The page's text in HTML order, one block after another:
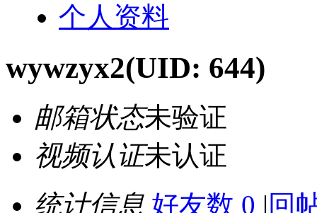
个人资料
wywzyx2(UID: 644)
邮箱状态未验证
视频认证未认证
统计信息 好友数 0 | 回